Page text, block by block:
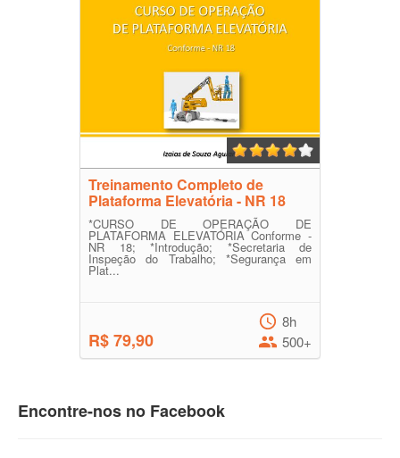
Treinamento Completo de
Plataforma Elevatória - NR 18
*CURSO DE OPERAÇÃO DE
PLATAFORMA ELEVATÓRIA Conforme -
NR 18; *Introdução; *Secretaria de
Inspeção do Trabalho; *Segurança em
Plat...
R$ 79,90
8h
500+
Encontre-nos no Facebook